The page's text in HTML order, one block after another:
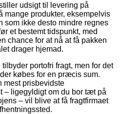
udsigt til levering på
mange produkter, eksempelvis
som ikke desto mindre regnes
et bestemt tidspunkt, med
chance for at nå at få pakken
drager hjemad.
portofri fragt, men for det
købes for en præcis sum.
mest prisbevidste
– ligegyldigt om du bor tæt på
– vil blive at få fragtfirmaet